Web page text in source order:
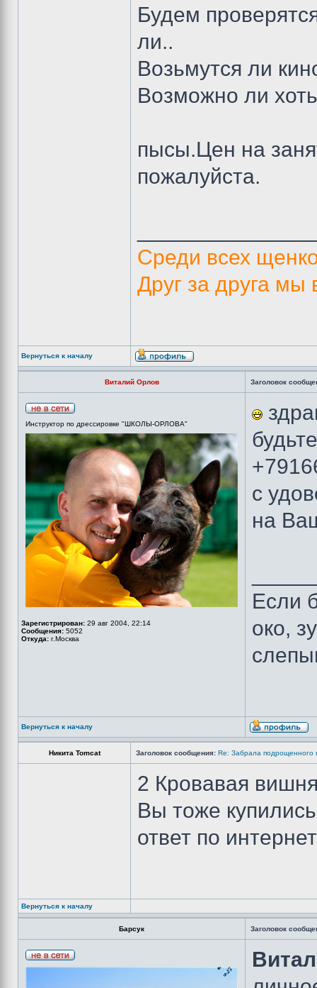
Будем
ли..
Возьмутся ли
Возможно ли
пысы.Цен на
пожалуйста.
Среди всех
Друг за друга мы
Вернуться к началу
Виталий Орлов Заголовок
Инструктор по дрессировке "ШКОЛЫ-ОРЛОВА"
Зарегистрирован: 29 авг 2004, 22:14
Сообщения: 5052
Откуда: г.Москва
с
на
Если
око,
Вернуться к началу
Никита Tomcat Заголовок сообщения: Re: Забрала подрощенного
2 Кровавая
Вы тоже
ответ по
Вернуться к началу
Барсук Заголовок